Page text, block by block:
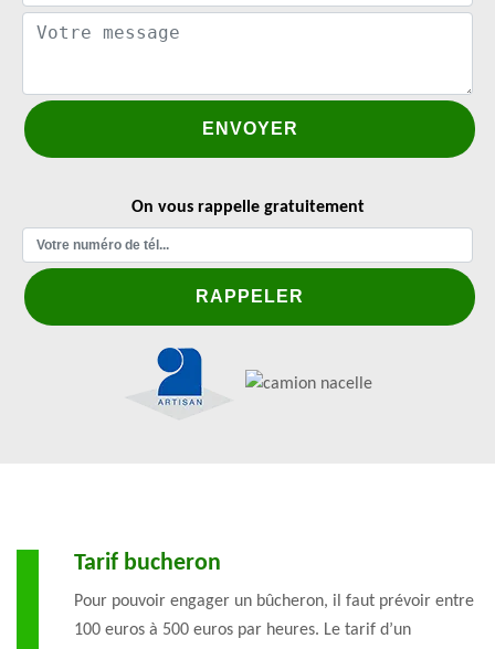
On vous rappelle gratuitement
Tarif bucheron
Pour pouvoir engager un bûcheron, il faut prévoir entre
100 euros à 500 euros par heures. Le tarif d’un